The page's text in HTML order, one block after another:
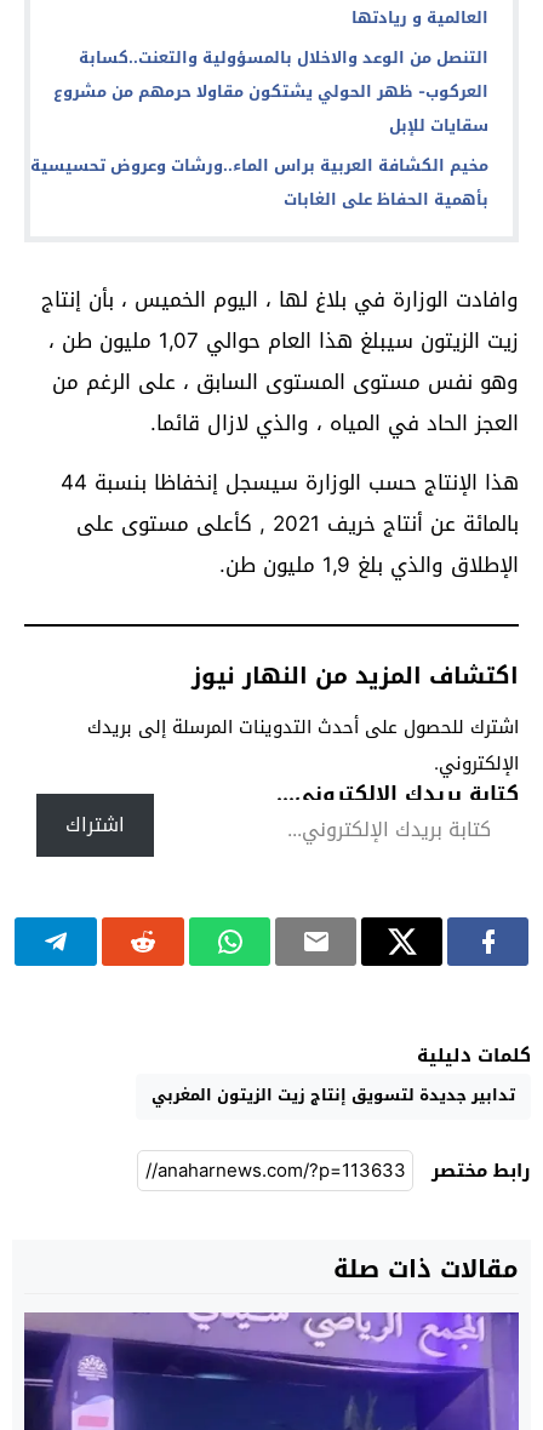
العالمية و ريادتها
التنصل من الوعد والاخلال بالمسؤولية والتعنت..كسابة
العركوب- ظهر الحولي يشتكون مقاولا حرمهم من مشروع
سقايات للإبل
مخيم الكشافة العربية براس الماء..ورشات وعروض تحسيسية
بأهمية الحفاظ على الغابات
وافادت الوزارة في بلاغ لها ، اليوم الخميس ، بأن إنتاج
زيت الزيتون سيبلغ هذا العام حوالي 1,07 مليون طن ،
وهو نفس مستوى المستوى السابق ، على الرغم من
العجز الحاد في المياه ، والذي لازال قائما.
هذا الإنتاج حسب الوزارة سيسجل إنخفاظا بنسبة 44
بالمائة عن أنتاج خريف 2021 , كأعلى مستوى على
الإطلاق والذي بلغ 1,9 مليون طن.
اكتشاف المزيد من النهار نيوز
اشترك للحصول على أحدث التدوينات المرسلة إلى بريدك
الإلكتروني.
كتابة بريدك الإلكتروني...
اشتراك
كلمات دليلية
تدابير جديدة لتسويق إنتاج زيت الزيتون المغربي
رابط مختصر
مقالات ذات صلة